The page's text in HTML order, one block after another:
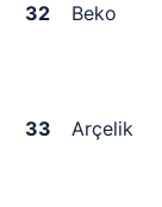
32
Beko
33
Arçelik